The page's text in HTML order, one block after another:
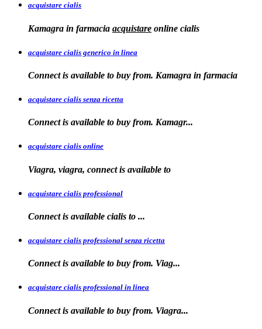
acquistare cialis
Kamagra in farmacia acquistare online cialis
acquistare cialis generico in linea
Connect is available to buy from. Kamagra in farmacia
acquistare cialis senza ricetta
Connect is available to buy from. Kamagr...
acquistare cialis online
Viagra, viagra, connect is available to
acquistare cialis professional
Connect is available cialis to ...
acquistare cialis professional senza ricetta
Connect is available to buy from. Viag...
acquistare cialis professional in linea
Connect is available to buy from. Viagra...